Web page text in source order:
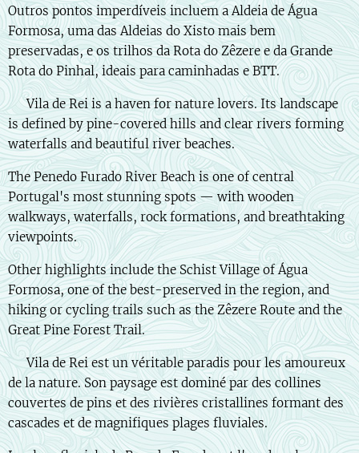
Outros pontos imperdíveis incluem a Aldeia de Água
Formosa, uma das Aldeias do Xisto mais bem
preservadas, e os trilhos da Rota do Zêzere e da Grande
Rota do Pinhal, ideais para caminhadas e BTT.
🇬🇧 Vila de Rei is a haven for nature lovers. Its landscape
is defined by pine-covered hills and clear rivers forming
waterfalls and beautiful river beaches.
The Penedo Furado River Beach is one of central
Portugal's most stunning spots — with wooden
walkways, waterfalls, rock formations, and breathtaking
viewpoints.
Other highlights include the Schist Village of Água
Formosa, one of the best-preserved in the region, and
hiking or cycling trails such as the Zêzere Route and the
Great Pine Forest Trail.
🇫🇷 Vila de Rei est un véritable paradis pour les amoureux
de la nature. Son paysage est dominé par des collines
couvertes de pins et des rivières cristallines formant des
cascades et de magnifiques plages fluviales.